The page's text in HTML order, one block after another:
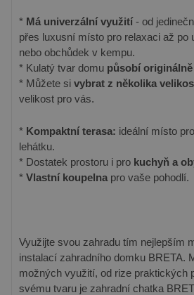
* Má univerzální využití- od
přes luxusní místo pro relaxaci až po
nebo obchůdek v kempu.
* Kulatý tvar domu působí originálně
* Můžete si vybrat z několika
velikost pro vás.
* Kompaktní terasa: ideální místo
lehátku.
* Dostatek prostoru i pro kuchyň a
* Vlastní koupelna pro vaše pohodlí.
Využijte svou zahradu tím nejlepším
instalací zahradního domku BRETA.
možných využití, od rize praktických
svému tvaru je zahradní chatka